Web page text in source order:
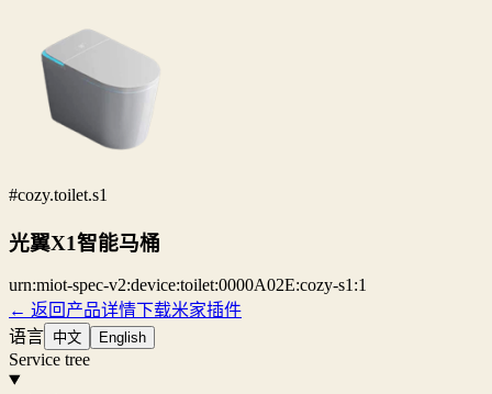
#cozy.toilet.s1
光翼X1智能马桶
urn:miot-spec-v2:device:toilet:0000A02E:cozy-s1:1
← 返回产品详情下载米家插件
语言 中文 English
Service tree